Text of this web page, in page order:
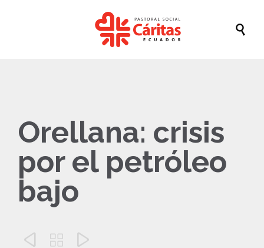

Orellana: crisis
por el petróleo
bajo
  